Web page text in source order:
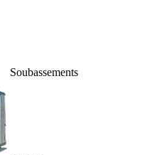
Soubassements